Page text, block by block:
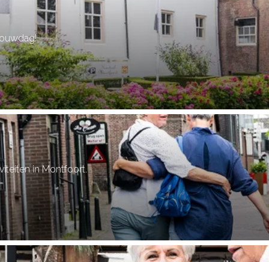
in Montfoort.